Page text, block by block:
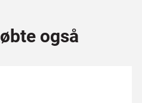
også